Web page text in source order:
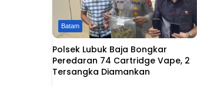
Batam
Polsek Lubuk Baja Bongkar
Peredaran 74 Cartridge Vape, 2
Tersangka Diamankan